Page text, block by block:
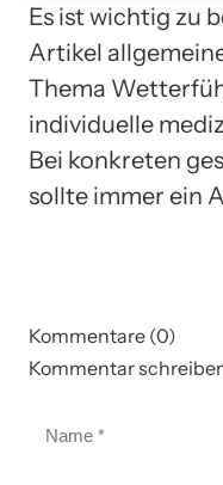
Es ist wichtig zu
Artikel
Thema
individuelle
Bei konkreten
sollte immer ein
Kommentare (0)
Kommentar